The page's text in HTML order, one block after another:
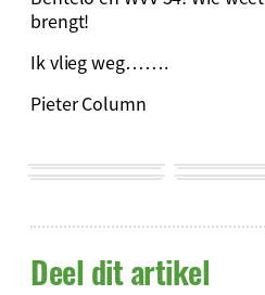
brengt!
Ik vlieg weg…….
Pieter Column
Deel dit artikel